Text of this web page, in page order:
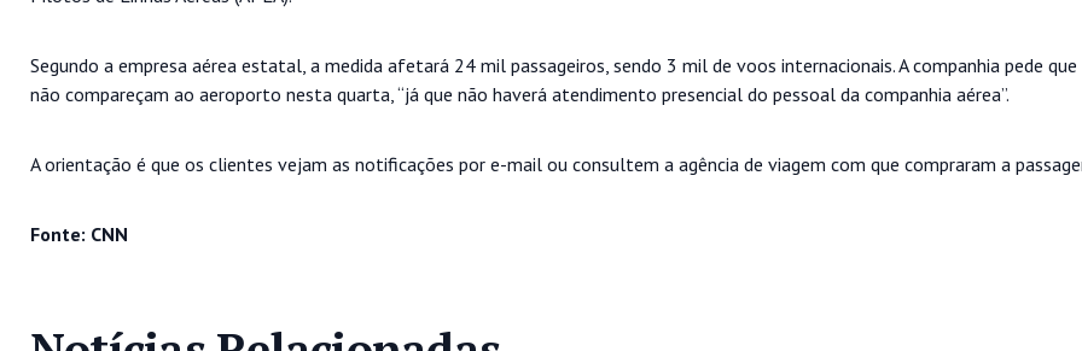
Segundo a empresa aérea estatal, a medida afetará 24 mil passageiros, sendo 3 mil de voos internacionais. A companhia pede que
não compareçam ao aeroporto nesta quarta, “já que não haverá atendimento presencial do pessoal da companhia aérea”.
A orientação é que os clientes vejam as notificações por e-mail ou consultem a agência de viagem com que compraram a
Fonte: CNN